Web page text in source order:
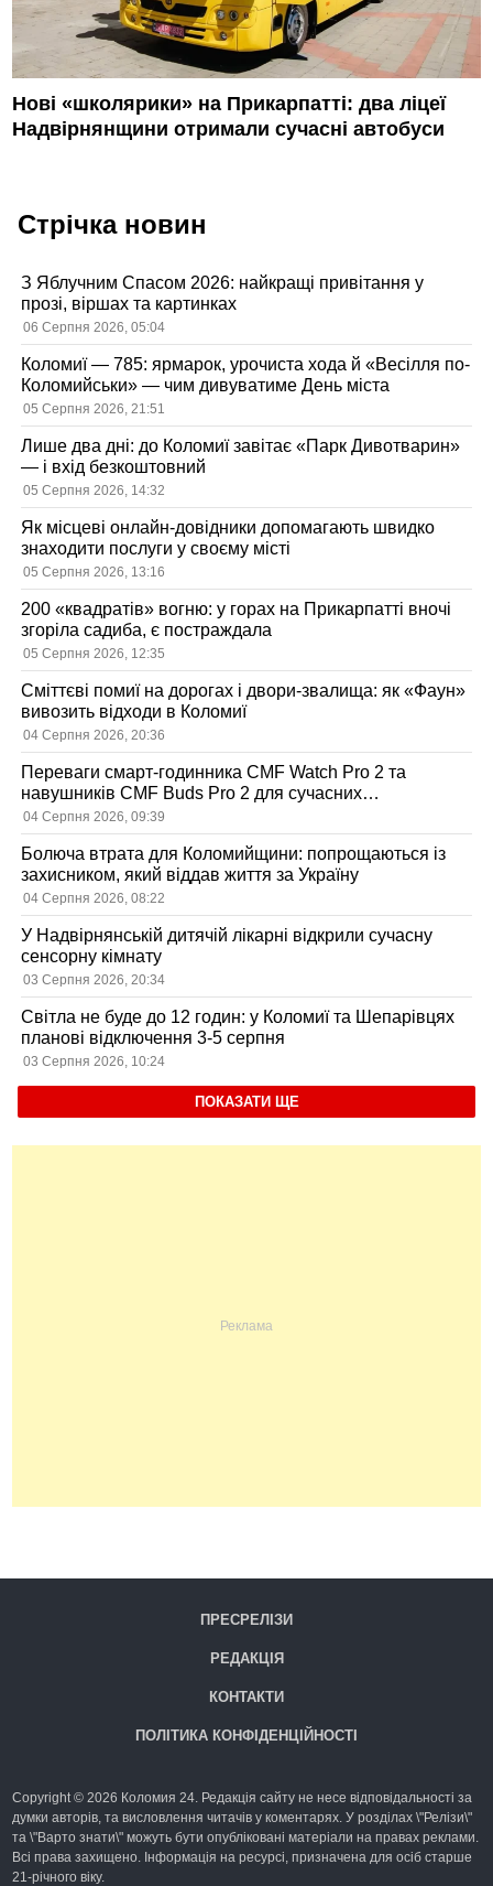
Нові «школярики» на Прикарпатті: два ліцеї
Надвірнянщини отримали сучасні автобуси
Стрічка новин
З Яблучним Спасом 2026: найкращі привітання у
прозі, віршах та картинках
06 Серпня 2026, 05:04
Коломиї — 785: ярмарок, урочиста хода й «Весілля по-
Коломийськи» — чим дивуватиме День міста
05 Серпня 2026, 21:51
Лише два дні: до Коломиї завітає «Парк Дивотварин»
— і вхід безкоштовний
05 Серпня 2026, 14:32
Як місцеві онлайн-довідники допомагають швидко
знаходити послуги у своєму місті
05 Серпня 2026, 13:16
200 «квадратів» вогню: у горах на Прикарпатті вночі
згоріла садиба, є постраждала
05 Серпня 2026, 12:35
Сміттєві помиї на дорогах і двори-звалища: як «Фаун»
вивозить відходи в Коломиї
04 Серпня 2026, 20:36
Переваги смарт-годинника CMF Watch Pro 2 та
навушників CMF Buds Pro 2 для сучасних
користувачів
04 Серпня 2026, 09:39
Болюча втрата для Коломийщини: попрощаються із
захисником, який віддав життя за Україну
04 Серпня 2026, 08:22
У Надвірнянській дитячій лікарні відкрили сучасну
сенсорну кімнату
03 Серпня 2026, 20:34
Світла не буде до 12 годин: у Коломиї та Шепарівцях
планові відключення 3-5 серпня
03 Серпня 2026, 10:24
ПОКАЗАТИ ЩЕ
ПРЕСРЕЛІЗИ
РЕДАКЦІЯ
КОНТАКТИ
ПОЛІТИКА КОНФІДЕНЦІЙНОСТІ
Copyright © 2026 Коломия 24. Редакція сайту не несе відповідальності за
думки авторів, та висловлення читачів у коментарях. У розділах \"Релізи\"
та \"Варто знати\" можуть бути опубліковані матеріали на правах реклами.
Всі права захищено. Інформація на ресурсі, призначена для осіб старше
21-річного віку.